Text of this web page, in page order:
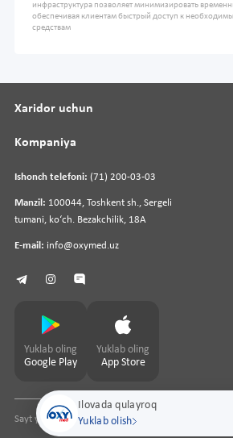
инфраструктура позволяет минимизировать
обеспечивая клиентам быстрый доступ к
средствам
Ilovada qulayroq
Yuklab olish
Ishonch telefoni: (71) 200-03-03
Manzil: 100044, Toshkent sh., Sergeli
tumani, koʻch. Bezakchilik, 18A
E-mail: info@oxymed.uz
Xaridor uchun
Kompaniya
Yuklab oling
Google Play
Yuklab oling
App Store
Sayt yaratuvchipharmit.uz